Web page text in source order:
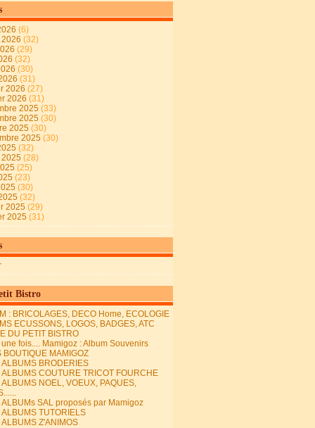
(6)
(32)
(29)
(32)
(30)
(31)
2026 (27)
2026 (31)
2025 (33)
2025 (30)
2025 (30)
2025 (30)
(32)
(28)
(25)
(23)
(30)
(32)
2025 (29)
2025 (31)
Bistro
: BRICOLAGES, DECO Home, ECOLOGIE
ECUSSONS, LOGOS, BADGES, ATC
DU PETIT BISTRO
fois.... Mamigoz : Album Souvenirs
BOUTIQUE MAMIGOZ
ALBUMS BRODERIES
ALBUMS COUTURE TRICOT FOURCHE
ALBUMS NOEL, VOEUX, PAQUES,
ALBUMs SAL proposés par Mamigoz
ALBUMS TUTORIELS
ALBUMS Z'ANIMOS